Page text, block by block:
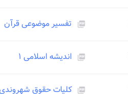
picture_as_pdf تفسیر موضوعی قرآن
picture_as_pdf اندیشه اسلامی ۱
picture_as_pdf کلیات حقوق